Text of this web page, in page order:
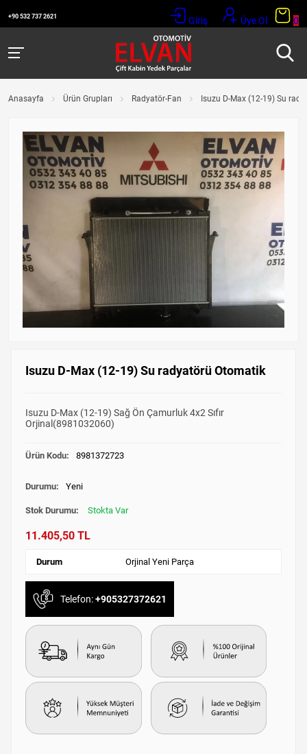
+90 532 737 2621 Giriş Üye Ol 0
Anasayfa Ürün Grupları Radyatör-Fan Isuzu D-Max (12-19) Su
Isuzu D-Max (12-19) Su radyatörü Otomatik
Isuzu D-Max (12-19) Sağ Ön Çamurluk 4x2 Sıfır
Orjinal(8981032060)
Ürün Kodu: 8981372723
Durumu: Yeni
Stok Durumu: Stokta Var
11.405,50 TL
Durum Orjinal Yeni Parça
Telefon:+905327372621